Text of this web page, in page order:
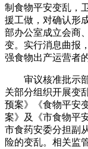
制食物平安变乱，
援工做，对确认形
部办公室成立会商
变。实行消息曲报
强食物出产运营者
审议核准批示部
关部分组织开展变
预案》《食物平安
案》及《市食物平
市食药安委分担副
险的变乱。相关监